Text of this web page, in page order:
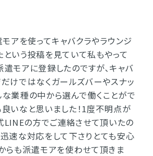
アを使ってキャバクラやラウンジ
いう投稿を見ていて私もやって
モアに登録したのですが、キャバ
けではなくガールズバーやスナッ
業種の中から選んで働くことがで
いなと思いました！1度不明点が
LINEの方でご連絡させて頂いたの
速な対応をして下さりとても安心
らも派遣モアを使わせて頂きま